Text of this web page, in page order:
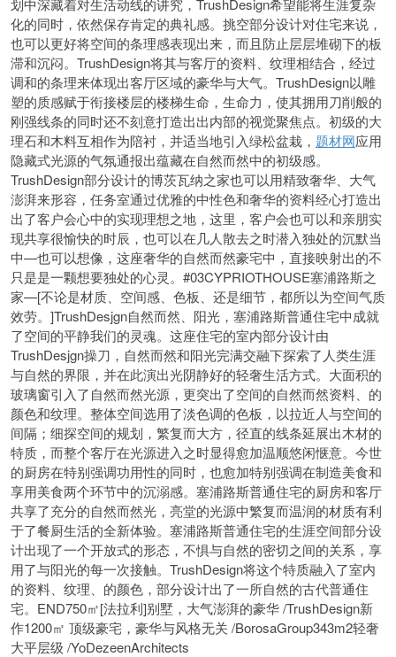
划中深藏着对生活动线的讲究，TrushDesign希望能将生涯复杂
化的同时，依然保存肯定的典礼感。挑空部分设计对住宅来说，
也可以更好将空间的条理感表现出来，而且防止层层堆砌下的板
滞和沉闷。TrushDesign将其与客厅的资料、纹理相结合，经过
调和的条理来体现出客厅区域的豪华与大气。TrushDesign以雕
塑的质感赋于衔接楼层的楼梯生命，生命力，使其拥用刀削般的
刚强线条的同时还不刻意打造出出内部的视觉聚焦点。初级的大
理石和木料互相作为陪衬，并适当地引入绿松盆栽， 题材网应用
隐藏式光源的气氛通报出蕴藏在自然而然中的初级感。
TrushDesign部分设计的博茨瓦纳之家也可以用精致奢华、大气
澎湃来形容，任务室通过优雅的中性色和奢华的资料经心打造出
出了客户会心中的实现理想之地，这里，客户会也可以和亲朋实
现共享很愉快的时辰，也可以在几人散去之时潜入独处的沉默当
中—也可以想像，这座奢华的自然而然豪宅中，直接映射出的不
只是是一颗想要独处的心灵。#03CYPRIOTHOUSE塞浦路斯之
家—[不论是材质、空间感、色板、还是细节，都所以为空间气质
效劳。]TrushDesjgn自然而然、阳光，塞浦路斯普通住宅中成就
了空间的平静我们的灵魂。这座住宅的室内部分设计由
TrushDesjgn操刀，自然而然和阳光完满交融下探索了人类生涯
与自然的界限，并在此演出光阴静好的轻奢生活方式。大面积的
玻璃窗引入了自然而然光源，更突出了空间的自然而然资料、的
颜色和纹理。整体空间选用了淡色调的色板，以拉近人与空间的
间隔；细探空间的规划，繁复而大方，径直的线条延展出木材的
特质，而整个客厅在光源进入之时显得愈加温顺悠闲惬意。今世
的厨房在特别强调功用性的同时，也愈加特别强调在制造美食和
享用美食两个环节中的沉溺感。塞浦路斯普通住宅的厨房和客厅
共享了充分的自然而然光，亮堂的光源中繁复而温润的材质有利
于了餐厨生活的全新体验。塞浦路斯普通住宅的生涯空间部分设
计出现了一个开放式的形态，不惧与自然的密切之间的关系，享
用了与阳光的每一次接触。TrushDesign将这个特质融入了室内
的资料、纹理、的颜色，部分设计出了一所自然的古代普通住
宅。END750㎡[法拉利]别墅，大气澎湃的豪华 /TrushDesign新
作1200㎡ 顶级豪宅，豪华与风格无关 /BorosaGroup343m2轻奢
大平层级 /YoDezeenArchitects